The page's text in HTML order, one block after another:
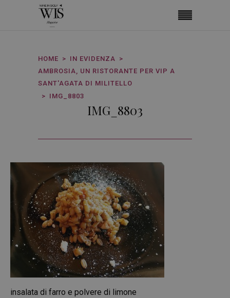
HOME
IN EVIDENZA
AMBROSIA, UN RISTORANTE PER VIP A
SANT'AGATA DI MILITELLO
IMG_8803
IMG_8803
insalata di farro e polvere di limone